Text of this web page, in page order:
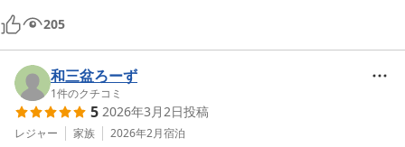
205
和三盆ろーず
1件のクチコミ
5 2026年3月2日投稿
レジャー 家族 2026年2月宿泊